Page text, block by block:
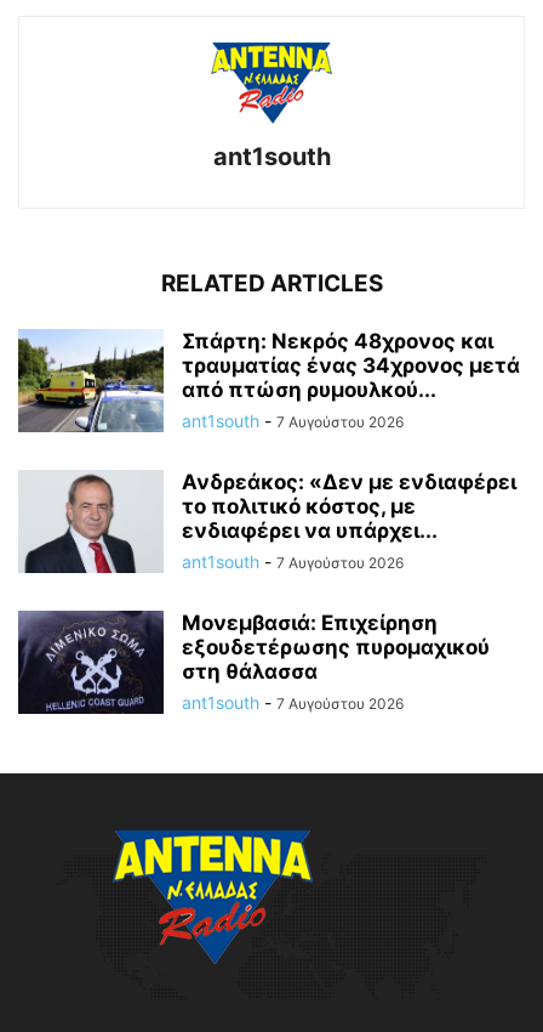
ant1south
RELATED ARTICLES
Σπάρτη: Νεκρός 48χρονος και
τραυματίας ένας 34χρονος μετά
από πτώση ρυμουλκού...
ant1south - 7 Αυγούστου 2026
Ανδρεάκος: «Δεν με ενδιαφέρει
το πολιτικό κόστος, με
ενδιαφέρει να υπάρχει...
ant1south - 7 Αυγούστου 2026
Μονεμβασιά: Επιχείρηση
εξουδετέρωσης πυρομαχικού
στη θάλασσα
ant1south - 7 Αυγούστου 2026